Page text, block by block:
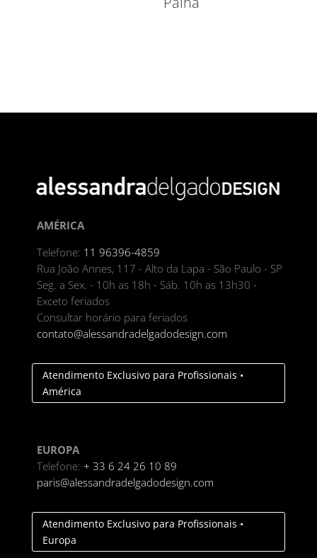
AMÉRICA
Telefone: 11 96396-4859
Rua João Annes, 117 - Alto da Lapa - São Paulo - SP
Seg. a Sex. - 10h as 18h - Sáb. 10h as 13h30 -
Exceto feriados
Consultar horário para feriados
contato@alessandradelgadodesign.com
Atendimento Exclusivo para Profissionais •
América
EUROPA
Telefone: + 33 6 24 26 10 89
paris@alessandradelgadodesign.com
Atendimento Exclusivo para Profissionais •
Europa